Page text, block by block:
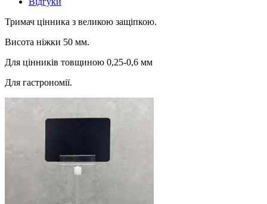
Тримач цінника з великою защіпкою.
Висота ніжки 50 мм.
Для цінників товщиною 0,25-0,6 мм
Для гастрономії.